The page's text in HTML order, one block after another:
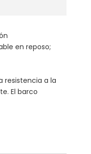
en reposo;
resistencia a la
El barco